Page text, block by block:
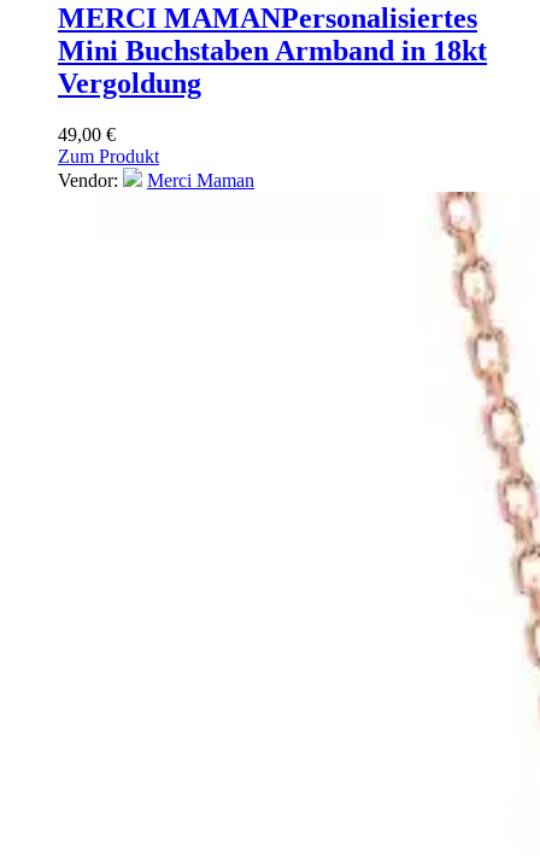
MERCI MAMANPersonalisiertes
Mini Buchstaben Armband in 18kt
Vergoldung
49,00 €
Zum Produkt
Vendor:
Merci Maman